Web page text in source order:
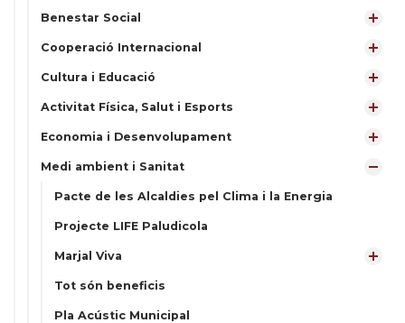
Benestar Social
Cooperació Internacional
Cultura i Educació
Activitat Física, Salut i Esports
Economia i Desenvolupament
Medi ambient i Sanitat
Pacte de les Alcaldies pel Clima i la Energia
Projecte LIFE Paludicola
Marjal Viva
Tot són beneficis
Pla Acústic Municipal